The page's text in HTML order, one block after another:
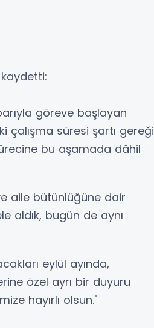
kaydetti:
göreve başlayan
çalışma süresi şartı gereği
bu aşamada dâhil
aile bütünlüğüne dair
aldık, bugün de aynı
eylül ayında,
özel ayrı bir duyuru
hayırlı olsun."